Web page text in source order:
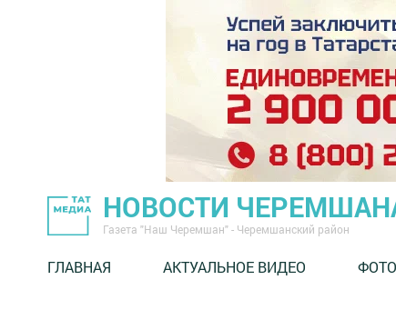
НОВОСТИ
Газета "Наш Черемшан" - Черемшанский район
ГЛАВНАЯ АКТУАЛЬНОЕ ВИДЕО